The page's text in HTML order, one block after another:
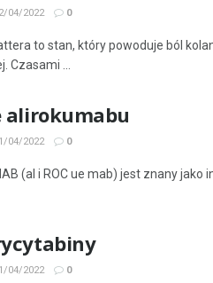
04/2022 0
to stan, który powoduje ból
Czasami ...
alirokumabu
04/2022 0
(al i ROC ue mab) jest znany
04/2022 0